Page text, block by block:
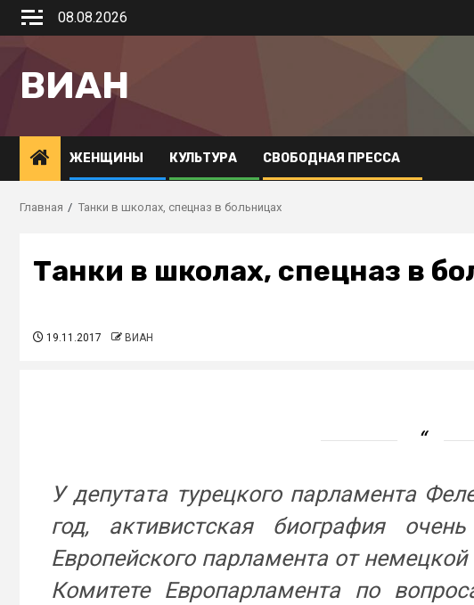
08.08.2026
ВИАН
ЖЕНЩИНЫ КУЛЬТУРА СВОБОДНАЯ ПРЕССА
Главная Танки в школах, спецназ в больницах
Танки в школах, спецназ в
19.11.2017 ВИАН
У депутата турецкого парламента
год, активистcкая биография
Европейского парламента от немецкой
Комитете Европарламента по